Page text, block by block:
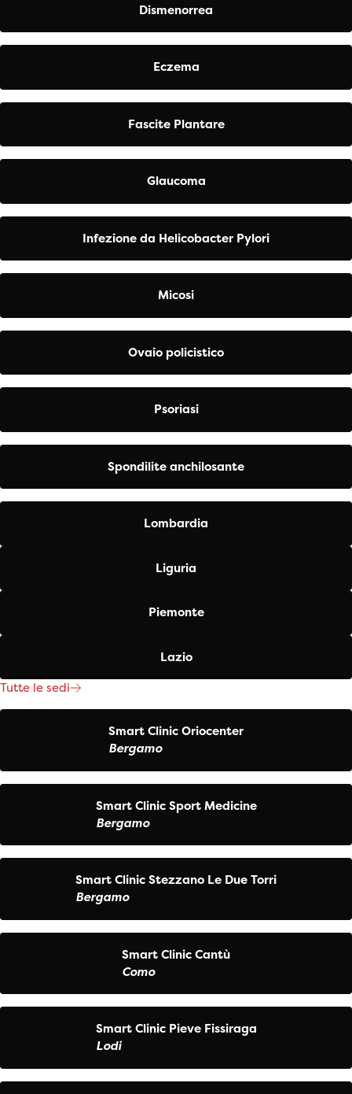
Dismenorrea
Eczema
Fascite Plantare
Glaucoma
Infezione da Helicobacter Pylori
Micosi
Ovaio policistico
Psoriasi
Spondilite anchilosante
Lombardia
Liguria
Piemonte
Lazio
Tutte le sedi
Smart Clinic Oriocenter
Bergamo
Smart Clinic Sport Medicine
Bergamo
Smart Clinic Stezzano Le Due Torri
Bergamo
Smart Clinic Cantù
Como
Smart Clinic Pieve Fissiraga
Lodi